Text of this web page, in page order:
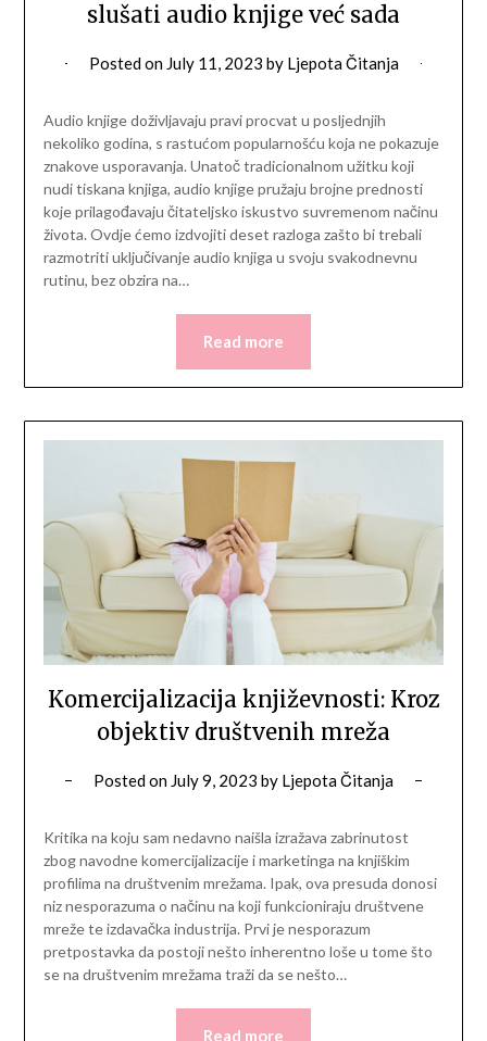
slušati audio knjige već sada
Posted on July 11, 2023 by Ljepota Čitanja
Audio knjige doživljavaju pravi procvat u posljednjih
nekoliko godina, s rastućom popularnošću koja ne pokazuje
znakove usporavanja. Unatoč tradicionalnom užitku koji
nudi tiskana knjiga, audio knjige pružaju brojne prednosti
koje prilagođavaju čitateljsko iskustvo suvremenom načinu
života. Ovdje ćemo izdvojiti deset razloga zašto bi trebali
razmotriti uključivanje audio knjiga u svoju svakodnevnu
rutinu, bez obzira na…
Read more
Komercijalizacija književnosti: Kroz
objektiv društvenih mreža
Posted on July 9, 2023 by Ljepota Čitanja
Kritika na koju sam nedavno naišla izražava zabrinutost
zbog navodne komercijalizacije i marketinga na knjiškim
profilima na društvenim mrežama. Ipak, ova presuda donosi
niz nesporazuma o načinu na koji funkcioniraju društvene
mreže te izdavačka industrija. Prvi je nesporazum
pretpostavka da postoji nešto inherentno loše u tome što
se na društvenim mrežama traži da se nešto…
Read more